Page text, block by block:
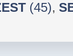
(45),